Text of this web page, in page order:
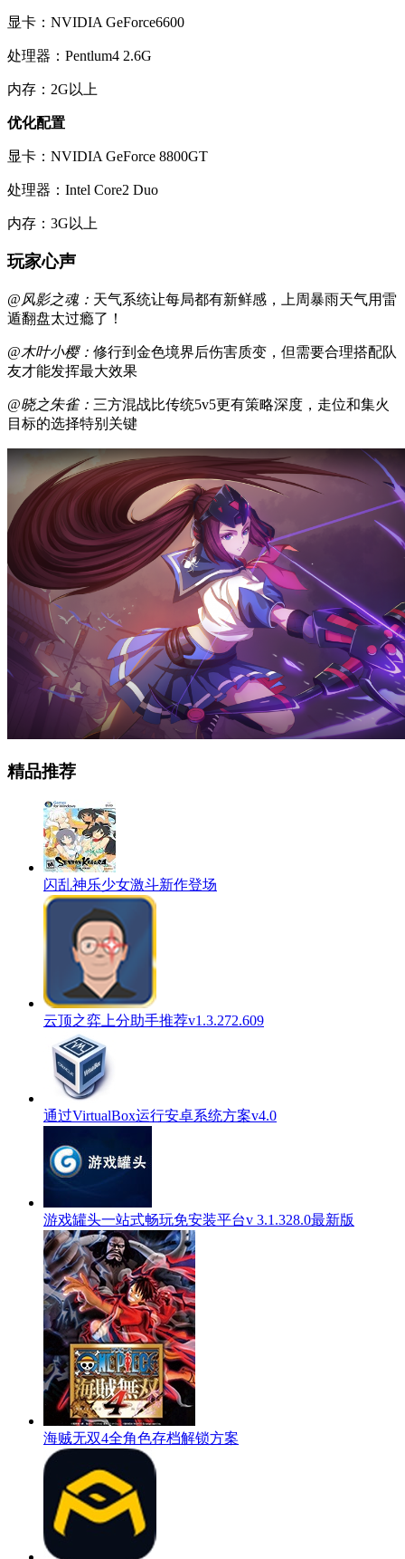
显卡：NVIDIA GeForce6600
处理器：Pentlum4 2.6G
内存：2G以上
优化配置
显卡：NVIDIA GeForce 8800GT
处理器：Intel Core2 Duo
内存：3G以上
玩家心声
@风影之魂： 天气系统让每局都有新鲜感，上周暴雨天气用雷
遁翻盘太过瘾了！
@木叶小樱： 修行到金色境界后伤害质变，但需要合理搭配队
友才能发挥最大效果
@晓之朱雀： 三方混战比传统5v5更有策略深度，走位和集火
目标的选择特别关键
精品推荐
闪乱神乐少女激斗新作登场
云顶之弈上分助手推荐v1.3.272.609
通过VirtualBox运行安卓系统方案v4.0
游戏罐头一站式畅玩免安装平台v 3.1.328.0最新版
海贼无双4全角色存档解锁方案